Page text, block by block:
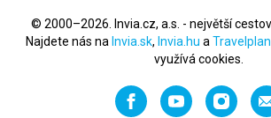
© 2000–2026. Invia.cz, a.s. - největší
Najdete nás na Invia.sk, Invia.hu a
využívá cookies.
FacebookYouTube